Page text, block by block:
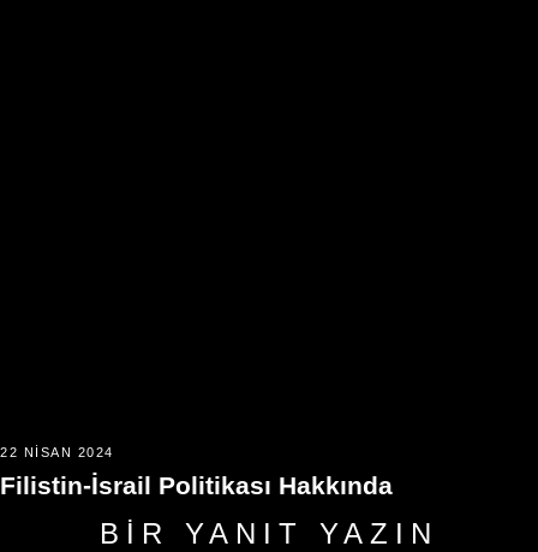
22 NISAN 2024
Filistin-İsrail Politikası Hakkında
BIR YANIT YAZIN